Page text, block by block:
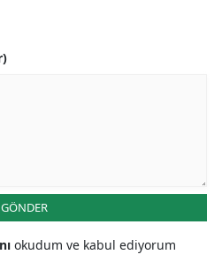
Ardahan
GÖNDER
okudum ve kabul ediyorum